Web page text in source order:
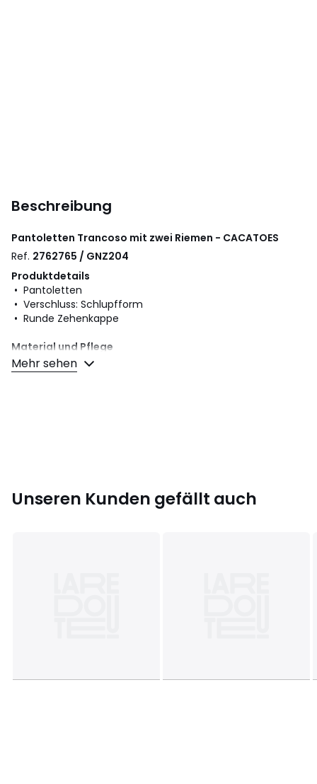
Beschreibung
Pantoletten Trancoso mit zwei Riemen - CACATOES
Ref. 2762765 / GNZ204
Produktdetails
• Pantoletten
• Verschluss: Schlupfform
• Runde Zehenkappe
Material und Pflege
• Obermaterial: 100% PVC
• Futter: 100% PVC
Mehr sehen
Unseren Kunden gefällt auch